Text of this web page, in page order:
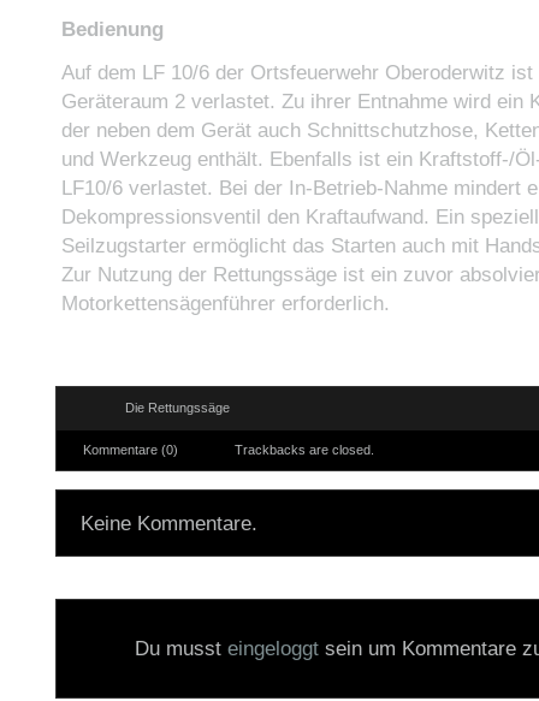
Bedienung
Auf dem LF 10/6 der Ortsfeuerwehr Oberoderwitz
Geräteraum 2 verlastet. Zu ihrer Entnahme wird ein
der neben dem Gerät auch Schnittschutzhose,
und Werkzeug enthält. Ebenfalls ist ein Kraftstoff-/
LF10/6 verlastet. Bei der In-Betrieb-Nahme mindert
Dekompressionsventil den Kraftaufwand. Ein
Seilzugstarter ermöglicht das Starten auch mit
Zur Nutzung der Rettungssäge ist ein zuvor
Motorkettensägenführer erforderlich.
Die Rettungssäge
Kommentare (0) Trackbacks are closed.
Keine Kommentare.
Du musst eingeloggt sein um Kommentare